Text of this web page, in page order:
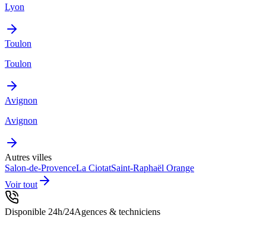
Lyon
Toulon
Toulon
Avignon
Avignon
Autres villes
Salon-de-ProvenceLa CiotatSaint-Raphaël Orange
Voir tout
Disponible 24h/24Agences & techniciens